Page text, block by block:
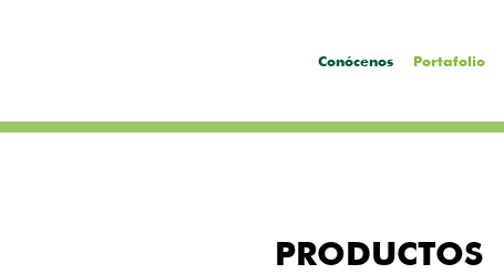
Conócenos Portafolio
PRODUCTOS